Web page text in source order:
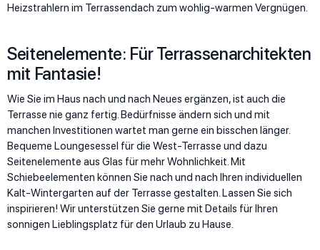
Heizstrahlern im Terrassendach zum wohlig-warmen Vergnügen.
Seitenelemente: Für Terrassenarchitekten
mit Fantasie!
Wie Sie im Haus nach und nach Neues ergänzen, ist auch die
Terrasse nie ganz fertig. Bedürfnisse ändern sich und mit
manchen Investitionen wartet man gerne ein bisschen länger.
Bequeme Loungesessel für die West-Terrasse und dazu
Seitenelemente aus Glas für mehr Wohnlichkeit. Mit
Schiebeelementen können Sie nach und nach Ihren individuellen
Kalt-Wintergarten auf der Terrasse gestalten. Lassen Sie sich
inspirieren! Wir unterstützen Sie gerne mit Details für Ihren
sonnigen Lieblingsplatz für den Urlaub zu Hause.